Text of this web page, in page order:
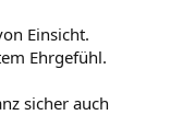
Einsicht.
Ehrgefühl.
sicher auch